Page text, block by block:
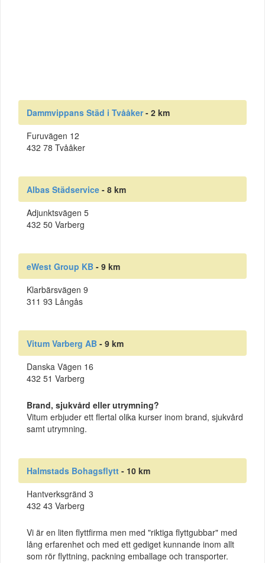
Dammvippans Städ i Tvååker- 2 km
Furuvägen 12
432 78 Tvååker
Albas Städservice - 8 km
Adjunktsvägen 5
432 50 Varberg
eWest Group KB - 9 km
Klarbärsvägen 9
311 93 Långås
Vitum Varberg AB - 9 km
Danska Vägen 16
432 51 Varberg
Brand, sjukvård eller utrymning?
Vitum erbjuder ett flertal olika kurser inom brand, sjukvård
samt utrymning.
Halmstads Bohagsflytt - 10 km
Hantverksgränd 3
432 43 Varberg
Vi är en liten flyttfirma men med "riktiga flyttgubbar" med
lång erfarenhet och med ett gediget kunnande inom allt
som rör flyttning, packning emballage och transporter.